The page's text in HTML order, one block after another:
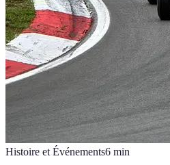
Histoire et Événements6 min